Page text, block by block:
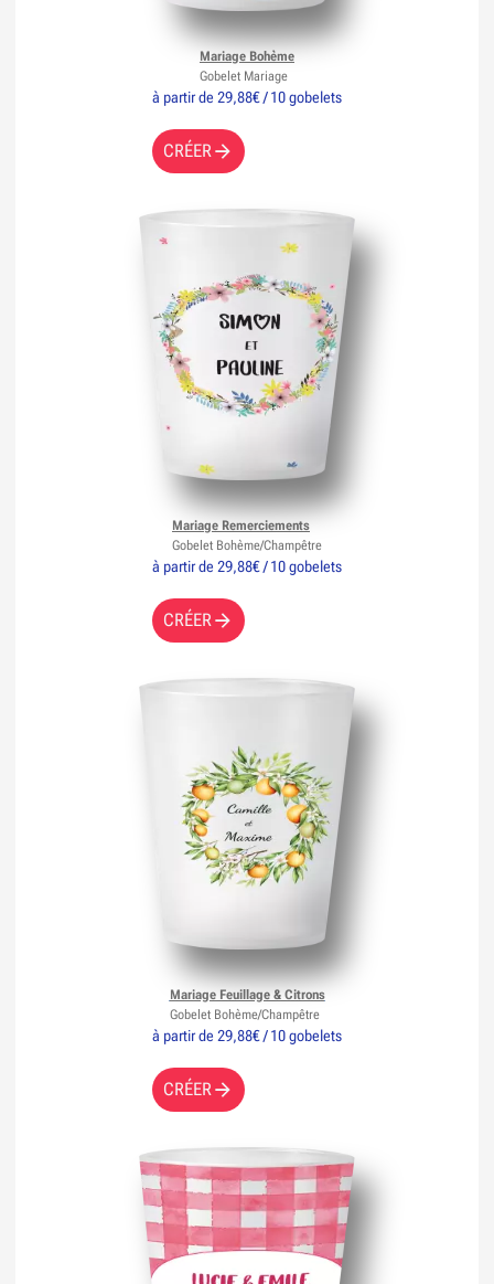
à partir de 29,88€ / 10 gobelets
CRÉER
Mariage Bohème
Gobelet Mariage
à partir de 29,88€ / 10 gobelets
CRÉER
Mariage Remerciements
Gobelet Bohème/Champêtre
à partir de 29,88€ / 10 gobelets
CRÉER
Mariage Feuillage & Citrons
Gobelet Bohème/Champêtre